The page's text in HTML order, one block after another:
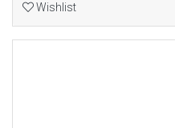
Wishlist